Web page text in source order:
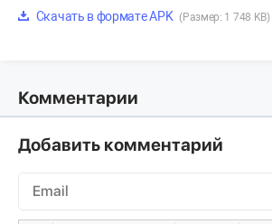
Скачать в формате APK (Размер: 1 748 KB)
Комментарии
Добавить комментарий